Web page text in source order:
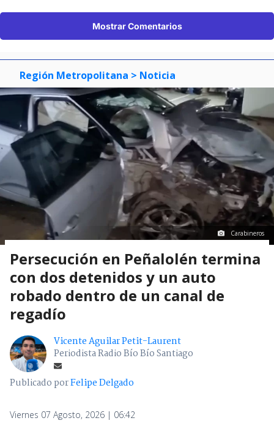
Mostrar Comentarios
Región Metropolitana > Noticia
Carabineros
Persecución en Peñalolén termina
con dos detenidos y un auto
robado dentro de un canal de
regadío
Vicente Aguilar Petit-Laurent
Periodista Radio Bío Bío Santiago
Publicado porFelipe Delgado
Viernes 07 Agosto, 2026 | 06:42